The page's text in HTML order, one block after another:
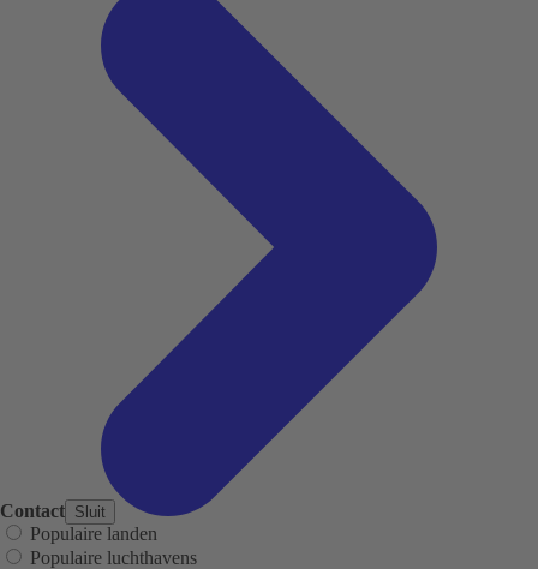
Contact Sluit
Populaire landen
Populaire luchthavens